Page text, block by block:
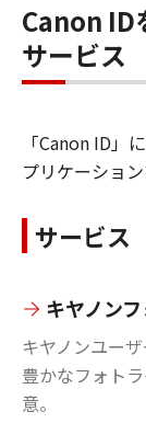
Canon ID
サービス
「Canon ID」
プリケーショ
サービス
キヤノン
キヤノンユー
豊かなフォト
意。